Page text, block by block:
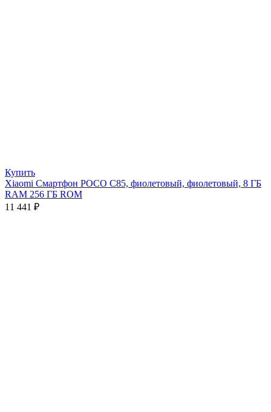
Купить
Xiaomi Смартфон POCO C85, фиолетовый, фиолетовый, 8 ГБ
RAM 256 ГБ ROM
11 441 ₽